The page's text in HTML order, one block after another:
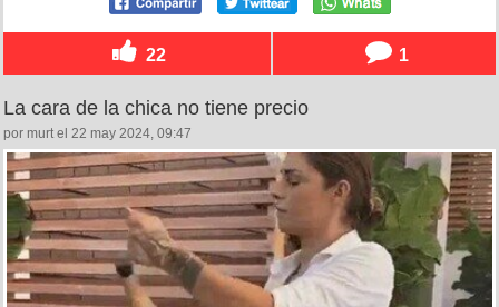
22 1
La cara de la chica no tiene precio
por murt el 22 may 2024, 09:47